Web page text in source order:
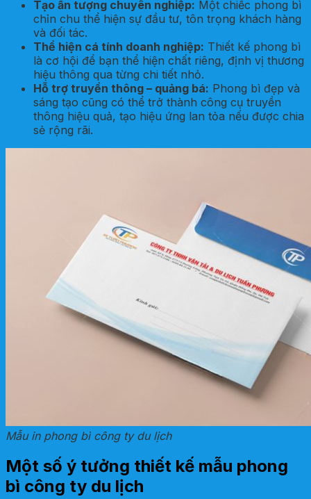
Tạo ấn tượng chuyên nghiệp: Một chiếc phong bì
chỉn chu thể hiện sự đầu tư, tôn trọng khách hàng
và đối tác.
Thể hiện cá tính doanh nghiệp: Thiết kế phong bì
là cơ hội để bạn thể hiện chất riêng, định vị thương
hiệu thông qua từng chi tiết nhỏ.
Hỗ trợ truyền thông – quảng bá: Phong bì đẹp và
sáng tạo cũng có thể trở thành công cụ truyền
thông hiệu quả, tạo hiệu ứng lan tỏa nếu được chia
sẻ rộng rãi.
Mẫu in phong bì công ty du lịch
Một số ý tưởng thiết kế mẫu phong
bì công ty du lịch